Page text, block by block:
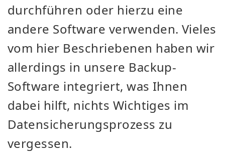
durchführen oder hierzu eine
andere Software verwenden. Vieles
vom hier Beschriebenen haben wir
allerdings in unsere Backup-
Software integriert, was Ihnen
dabei hilft, nichts Wichtiges im
Datensicherungsprozess zu
vergessen.